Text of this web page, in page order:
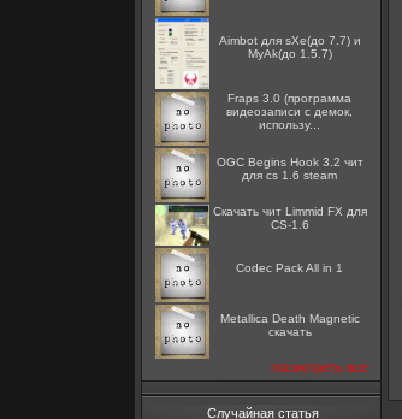
Aimbot для sXe(до 7.7) и
MyAk(до 1.5.7)
Fraps 3.0 (программа
видеозаписи с демок,
использу...
OGC Begins Hook 3.2 чит
для cs 1.6 steam
Скачать чит Limmid FX для
CS-1.6
Codec Pack All in 1
Metallica Death Magnetic
скачать
посмотреть все
Случайная статья